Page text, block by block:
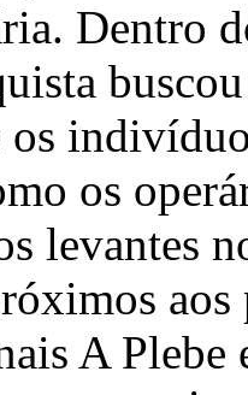
Dentro
os
levantes
A Plebe